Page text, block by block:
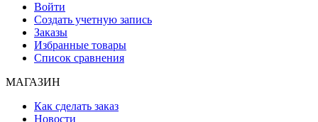
Войти
Создать учетную запись
Заказы
Избранные товары
Список сравнения
МАГАЗИН
Как сделать заказ
Новости